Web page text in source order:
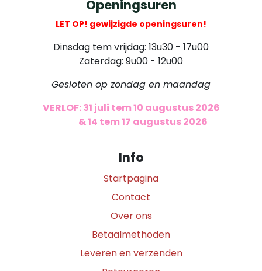
Openingsuren
LET OP! gewijzigde openingsuren!
Dinsdag tem vrijdag: 13u30 - 17u00
Zaterdag: 9u00 - 12u00
Gesloten op zondag en maandag
VERLOF: 31 juli tem 10 augustus 2026
& 14 tem 17 augustus 2026
Info
Startpagina
Contact
Over ons
Betaalmethoden
Leveren en verzenden